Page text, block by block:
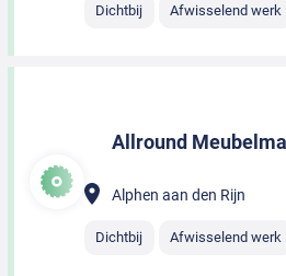
Dichtbij Afwisselend werk
Allround
Alphen aan den Rijn
Dichtbij Afwisselend werk